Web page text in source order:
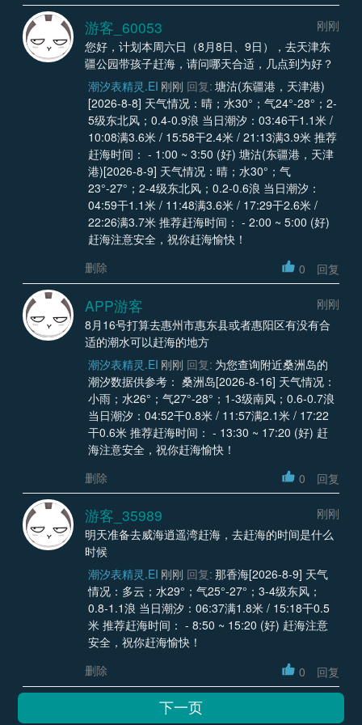
游客_60053
刚刚
您好，计划本周六日（8月8日、9日），去天津东
疆公园带孩子赶海，请问哪天合适，几点到为好？
潮汐表精灵.EI 刚刚 回复: 塘沽(东疆港，天津港)
[2026-8-8] 天气情况：晴；水30°；气24°-28°；2-
5级东北风；0.4-0.9浪 当日潮汐：03:46干1.1米 /
10:08满3.6米 / 15:58干2.4米 / 21:13满3.9米 推荐
赶海时间： - 1:00 ~ 3:50 (好) 塘沽(东疆港，天津
港)[2026-8-9] 天气情况：晴；水30°；气
23°-27°；2-4级东北风；0.2-0.6浪 当日潮汐：
04:59干1.1米 / 11:48满3.6米 / 17:29干2.6米 /
22:26满3.7米 推荐赶海时间： - 2:00 ~ 5:00 (好)
赶海注意安全，祝你赶海愉快！
删除
0 回复
APP游客
刚刚
8月16号打算去惠州市惠东县或者惠阳区有没有合
适的潮水可以赶海的地方
潮汐表精灵.EI 刚刚 回复: 为您查询附近桑洲岛的
潮汐数据供参考： 桑洲岛[2026-8-16] 天气情况：
小雨；水26°；气27°-28°；1-3级南风；0.6-0.7浪
当日潮汐：04:52干0.8米 / 11:57满2.1米 / 17:22
干0.6米 推荐赶海时间： - 13:30 ~ 17:20 (好) 赶
海注意安全，祝你赶海愉快！
删除
0 回复
游客_35989
刚刚
明天准备去威海逍遥湾赶海，去赶海的时间是什么
时候
潮汐表精灵.EI 刚刚 回复: 那香海[2026-8-9] 天气
情况：多云；水29°；气25°-27°；3-4级东风；
0.8-1.1浪 当日潮汐：06:37满1.8米 / 15:18干0.5
米 推荐赶海时间： - 8:50 ~ 15:20 (好) 赶海注意
安全，祝你赶海愉快！
删除
0 回复